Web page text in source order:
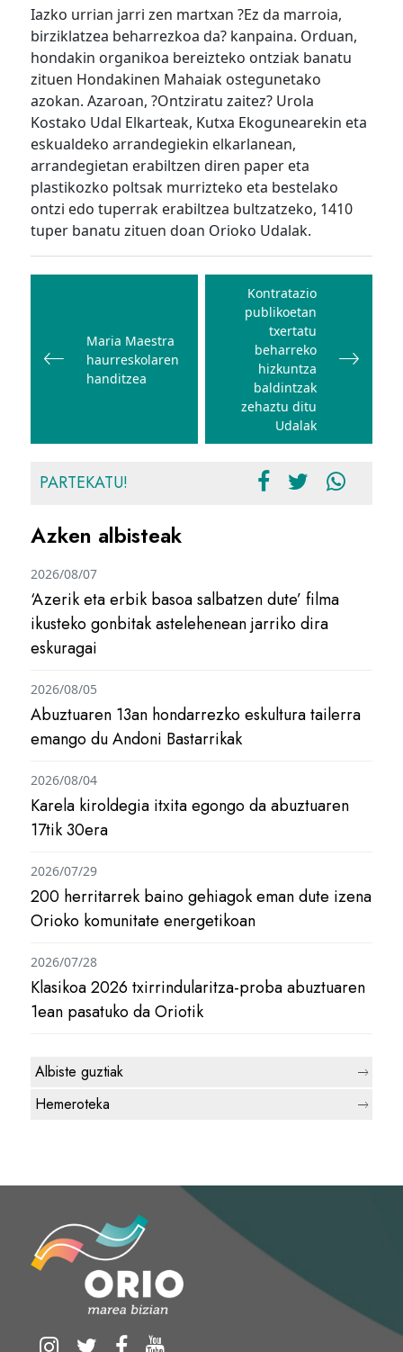
Iazko urrian jarri zen martxan ?Ez da marroia,
birziklatzea beharrezkoa da? kanpaina. Orduan,
hondakin organikoa bereizteko ontziak banatu
zituen Hondakinen Mahaiak ostegunetako
azokan. Azaroan, ?Ontziratu zaitez? Urola
Kostako Udal Elkarteak, Kutxa Ekogunearekin eta
eskualdeko arrandegiekin elkarlanean,
arrandegietan erabiltzen diren paper eta
plastikozko poltsak murrizteko eta bestelako
ontzi edo tuperrak erabiltzea bultzatzeko, 1410
tuper banatu zituen doan Orioko Udalak.
Bidalketetan
Maria Maestra
haurreskolaren
handitzea
Kontratazio
publikoetan
txertatu
beharreko
hizkuntza
baldintzak
zehaztu ditu
Udalak
PARTEKATU!
Azken albisteak
‘Azerik eta erbik basoa salbatzen dute’ filma
ikusteko gonbitak astelehenean jarriko dira
eskuragai
2026/08/07
Abuztuaren 13an hondarrezko eskultura tailerra
emango du Andoni Bastarrikak
2026/08/05
Karela kiroldegia itxita egongo da abuztuaren
17tik 30era
2026/08/04
200 herritarrek baino gehiagok eman dute izena
Orioko komunitate energetikoan
2026/07/29
Klasikoa 2026 txirrindularitza-proba abuztuaren
1ean pasatuko da Oriotik
2026/07/28
Albiste guztiak
Hemeroteka